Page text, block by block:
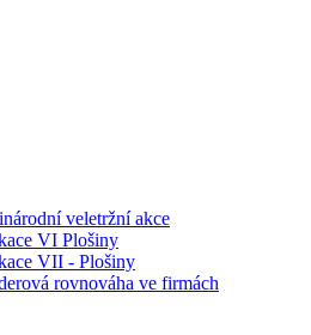
veletržní akce
VI Plošiny
VII - Plošiny
rovnováha ve firmách